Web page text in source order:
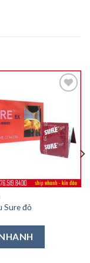
vào
Ưa
Thích
Sure đỏ